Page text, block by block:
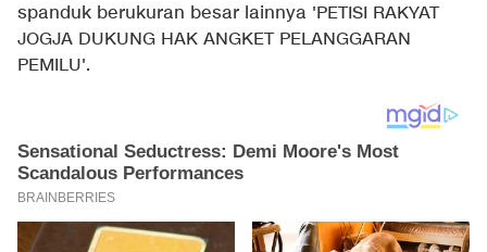
spanduk berukuran besar lainnya 'PETISI RAKYAT
JOGJA DUKUNG HAK ANGKET PELANGGARAN
PEMILU'.